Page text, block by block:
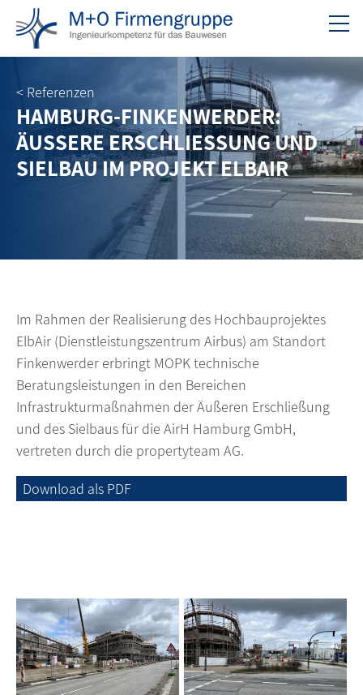
< Referenzen
HAMBURG-FINKENWERDER:
ÄUSSERE ERSCHLIESSUNG UND
SIELBAU IM PROJEKT ELBAIR
Im Rahmen der Realisierung des Hochbauprojektes
ElbAir (Dienstleistungszentrum Airbus) am Standort
Finkenwerder erbringt MOPK technische
Beratungsleistungen in den Bereichen
Infrastrukturmaßnahmen der Äußeren Erschließung
und des Sielbaus für die AirH Hamburg GmbH,
vertreten durch die propertyteam AG.
Download als PDF